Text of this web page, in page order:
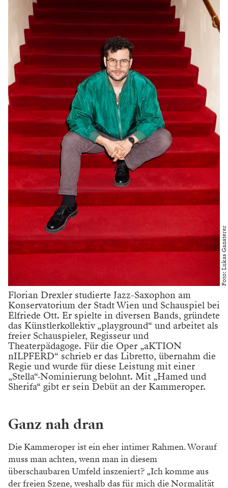
Foto: Lukas Gansterer
Florian Drexler studierte Jazz-Saxophon am
Konservatorium der Stadt Wien und Schauspiel bei
Elfriede Ott. Er spielte in diversen Bands, gründete
das Künstlerkollektiv „playground“ und arbeitet als
freier Schauspieler, Regisseur und
Theaterpädagoge. Für die Oper „aKTION
nILPFERD“ schrieb er das Libretto, übernahm die
Regie und wurde für diese Leistung mit einer
„Stella“-Nominierung belohnt. Mit „Hamed und
Sherifa“ gibt er sein Debüt an der Kammeroper.
Ganz nah dran
Die Kammeroper ist ein eher intimer Rahmen. Worauf
muss man achten, wenn man in diesem
überschaubaren Umfeld inszeniert? „Ich komme aus
der freien Szene, weshalb das für mich die Normalität